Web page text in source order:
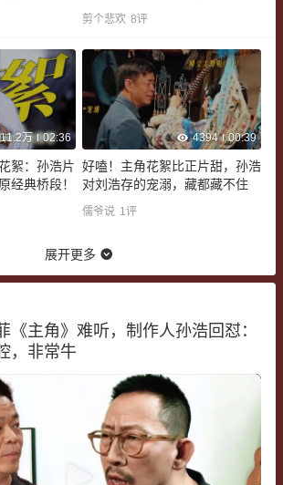
惹人沉醉
剪个悲欢 8评
11.2万 02:36
絮：孙浩片
经典桥段！
4394 00:39
好嗑！主​角​花絮比正片甜，孙浩
对刘浩存的宠溺，藏都藏不住
儒爷说 1评
展开更多
《主角》难听，制作人孙浩回怼：
，非常牛